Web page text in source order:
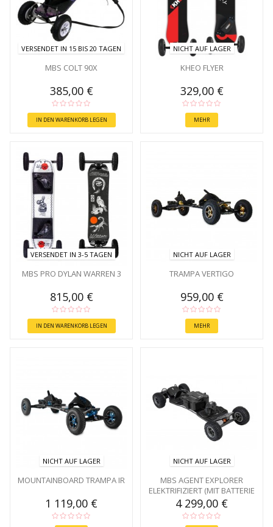
VERSENDET IN 15 BIS 20 TAGEN
MBS COLT 90X
385,00 €
IN DEN WARENKORB LEGEN
NICHT AUF LAGER
KHEO FLYER
329,00 €
MEHR
VERSENDET IN 3-5 TAGEN
MBS PRO DYLAN WARREN 3
815,00 €
IN DEN WARENKORB LEGEN
NICHT AUF LAGER
TRAMPA VERTIGO
959,00 €
MEHR
NICHT AUF LAGER
MOUNTAINBOARD TRAMPA IR
1 119,00 €
NICHT AUF LAGER
MBS AGENT EXPLORER
ELEKTRIFIZIERT (MIT BATTERIE
1080)
4 299,00 €